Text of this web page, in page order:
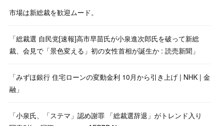
市場は新総裁を歓迎ムード。
「総裁選 自民党[速報]高市早苗氏が小泉進次郎氏を破って新総
裁、会見で「景色変える」初の女性首相が誕生か : 読売新聞」
「みずほ銀行 住宅ローンの変動金利 10月から引き上げ | NHK | 金
融」
「小泉氏、「ステマ」認め謝罪 「総裁選辞退」がトレンド入り